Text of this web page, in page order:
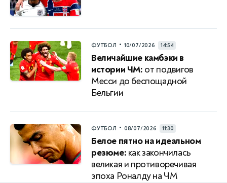
ФУТБОЛ • 10/07/2026 14:54
Величайшие камбэки в
истории ЧМ: от подвигов
Месси до беспощадной
Бельгии
ФУТБОЛ • 08/07/2026 11:30
Белое пятно на идеальном
резюме: как закончилась
великая и противоречивая
эпоха Роналду на ЧМ